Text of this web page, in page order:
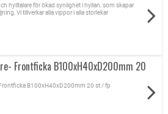
hylltalare för ökad synlighet i hyllan, som skapar
Vi tillverkar alla vippor i alla storlekar
Frontficka B100xH40xD200mm 20
B100xH40xD200mm 20 st / fp